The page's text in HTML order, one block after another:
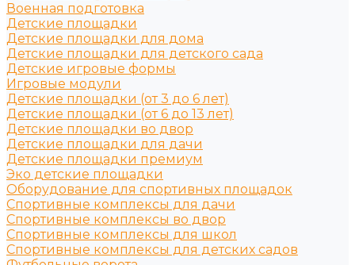
Военная подготовка
Детские площадки
Детские площадки для дома
Детские площадки для детского сада
Детские игровые формы
Игровые модули
Детские площадки (от 3 до 6 лет)
Детские площадки (от 6 до 13 лет)
Детские площадки во двор
Детские площадки для дачи
Детские площадки премиум
Эко детские площадки
Оборудование для спортивных площадок
Спортивные комплексы для дачи
Спортивные комплексы во двор
Спортивные комплексы для школ
Спортивные комплексы для детских садов